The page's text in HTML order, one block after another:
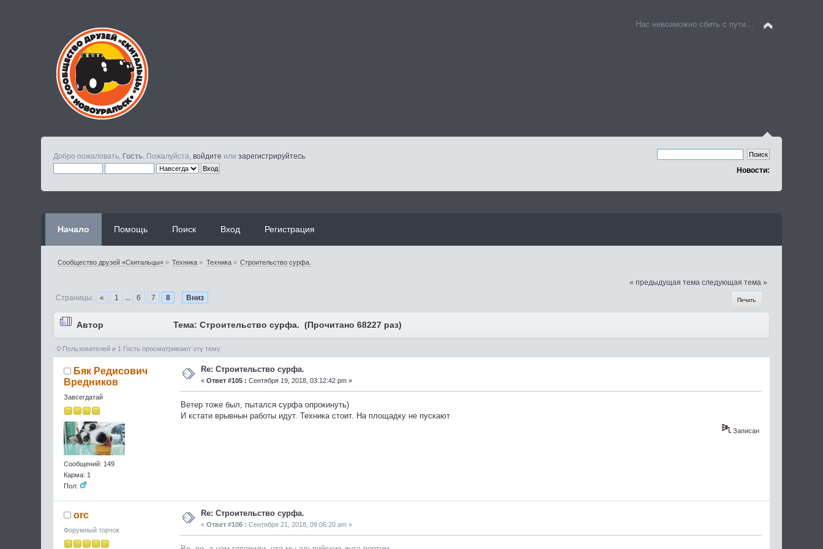
Нас невозможно сбить с пути…
Добро пожаловать, Гость . Пожалуйста,войдите илизарегистрируйтесь
Новости:
Начало Помощь Поиск Вход Регистрация
Сообщество друзей «Скитальцы»» Техника » Техника» Строительство сурфа.
« предыдущая тема следующая тема »
Печать
Страницы: « 1 6 7 8 Вниз
Автор Тема: Строительство сурфа. (Прочитано 68227 раз)
0 Пользователей и 1 Гость просматривают эту тему.
Бяк Редисович
Вредников
Завсегдатай
Сообщений: 149
Карма: 1
Пол:
Re: Строительство сурфа.
« Ответ #105 : Сентября 19, 2018, 03:12:42 pm »
Ветер тоже был, пытался сурфа опрокинуть)
И кстати врывнын работы идут. Техника стоит. На площадку не пускают
Записан
orc
Форумный торчок
Re: Строительство сурфа.
« Ответ #106 : Сентября 21, 2018, 09:06:20 am »